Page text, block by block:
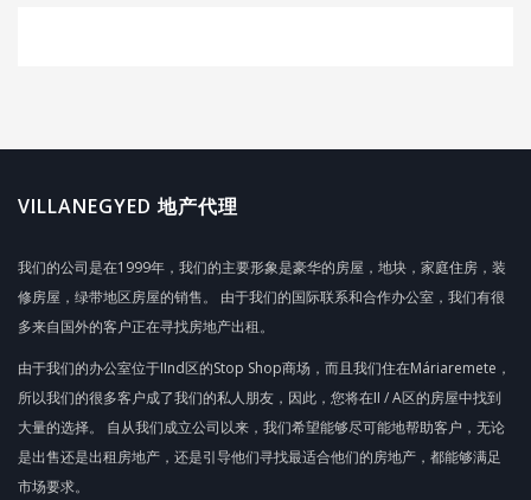
VILLANEGYED 地产代理
我们的公司是在1999年，我们的主要形象是豪华的房屋，地块，家庭住房，装
修房屋，绿带地区房屋的销售。 由于我们的国际联系和合作办公室，我们有很
多来自国外的客户正在寻找房地产出租。
由于我们的办公室位于IInd区的Stop Shop商场，而且我们住在Máriaremete，
所以我们的很多客户成了我们的私人朋友，因此，您将在II / A区的房屋中找到
大量的选择。 自从我们成立公司以来，我们希望能够尽可能地帮助客户，无论
是出售还是出租房地产，还是引导他们寻找最适合他们的房地产，都能够满足
市场要求。